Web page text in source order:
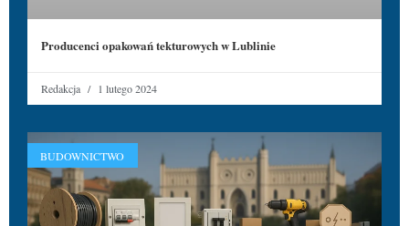
Producenci opakowań tekturowych w Lublinie
Redakcja 1 lutego 2024
BUDOWNICTWO